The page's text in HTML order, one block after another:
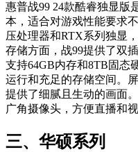
惠普战99 24款酷睿独显版
本，适合对游戏性能要求
压处理器和RTX系列独显
存储方面，战99提供了双
支持64GB内存和8TB固态
运行和充足的存储空间。
提供了细腻且生动的画面
广角摄像头，方便直播和视
三、华硕系列